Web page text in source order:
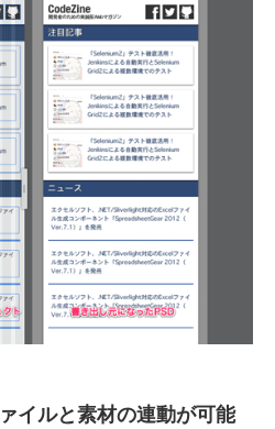
イルと素材の連動が可能